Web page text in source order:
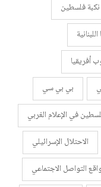
نكبة فلسطين
أفريقيا
بي بي سي
في الإعلام الغربي
الاحتلال الإسرائيلي
التواصل الاجتماعي